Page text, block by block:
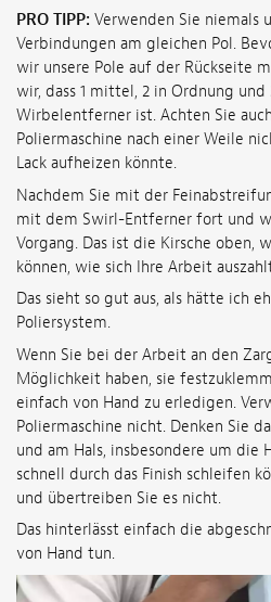
PRO TIPP: Verwenden Sie niemals
Verbindungen am gleichen Pol.
wir unsere Pole auf der Rückseite
wir, dass 1 mittel, 2 in Ordnung
Wirbelentferner ist. Achten Sie
Poliermaschine nach einer Weile
Lack aufheizen könnte.
Nachdem Sie mit der
mit dem Swirl-Entferner fort und
Vorgang. Das ist die Kirsche oben,
können, wie sich Ihre Arbeit
Das sieht so gut aus, als hätte ich
Poliersystem.
Wenn Sie bei der Arbeit an den
Möglichkeit haben, sie
einfach von Hand zu erledigen.
Poliermaschine nicht. Denken Sie
und am Hals, insbesondere um die
schnell durch das Finish schleifen
und übertreiben Sie es nicht.
Das hinterlässt einfach die
von Hand tun.